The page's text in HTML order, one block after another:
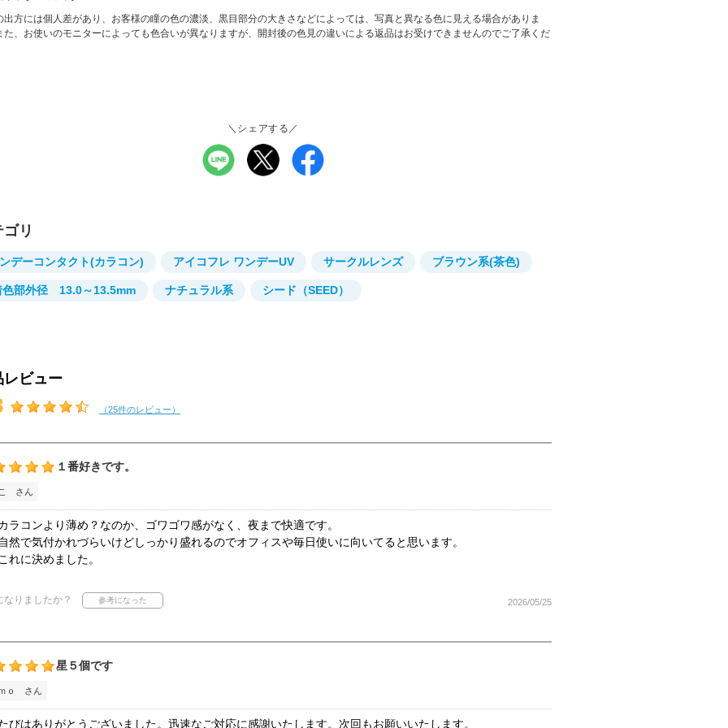
方には個人差があり、お客様の瞳の色の濃淡、黒目部分の大きさなどによっては、写真と異なる色に見える場合がありま
た、お使いのモニターによっても色合いが異なりますが、開封後の色見の違いによる返品はお受けできませんのでご了承くだ
＼シェアする／
ゴリ
デーコンタクト(カラコン) アイコフレ ワンデーUV サークルレンズ ブラウン系(茶色)
色部外径 13.0～13.5mm ナチュラル系 シード（SEED）
レビュー
（25件のレビュー）
１番好きです。
さん
ラコンより薄め？なのか、ゴワゴワ感がなく、夜まで快適です。
然で気付かれづらいけどしっかり盛れるのでオフィスや毎日使いに向いてると思います。
れに決めました。
なりましたか？ 2026/05/25
星５個です
ｏ さん
びはありがとうございました。迅速なご対応に感謝いたします。次回もお願いいたします。